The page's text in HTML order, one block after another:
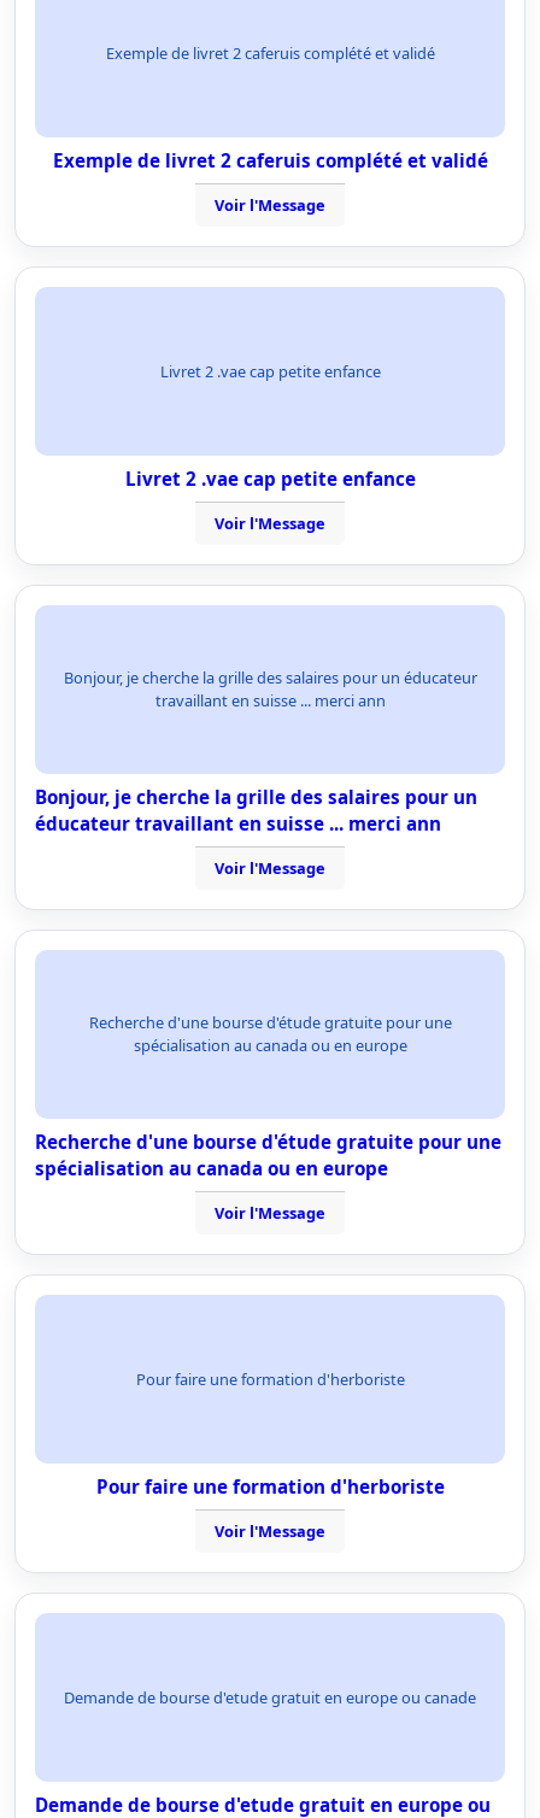
Exemple de livret 2 caferuis complété et validé
Exemple de livret 2 caferuis complété et validé
Voir l'Message
Livret 2 .vae cap petite enfance
Livret 2 .vae cap petite enfance
Voir l'Message
Bonjour, je cherche la grille des salaires pour un éducateur
travaillant en suisse ... merci ann
Bonjour, je cherche la grille des salaires pour un
éducateur travaillant en suisse ... merci ann
Voir l'Message
Recherche d'une bourse d'étude gratuite pour une
spécialisation au canada ou en europe
Recherche d'une bourse d'étude gratuite pour une
spécialisation au canada ou en europe
Voir l'Message
Pour faire une formation d'herboriste
Pour faire une formation d'herboriste
Voir l'Message
Demande de bourse d'etude gratuit en europe ou canade
Demande de bourse d'etude gratuit en europe ou